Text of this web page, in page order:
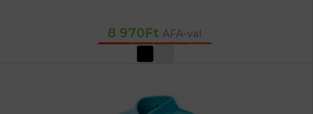
8 970Ft ÁFA-val
OPCIÓK VÁLASZTÁSA